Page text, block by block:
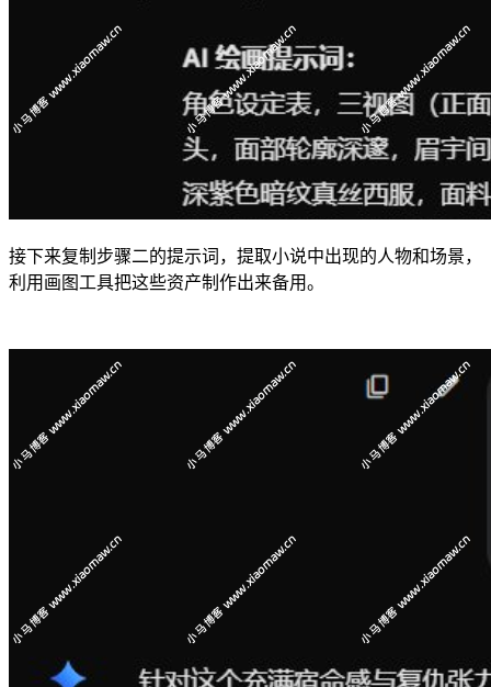
接下来复制步骤二的提示词，提取小说中出现的人物和场景，
利用画图工具把这些资产制作出来备用。